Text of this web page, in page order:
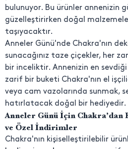
bulunuyor. Bu ürünler annenizin
güzelleştirirken doğal
taşıyacaktır.
Anneler Günü'nde Chakra'nın
sunacağınız taze çiçekler, her
bir inceliktir. Annenizin en
zarif bir buketi Chakra'nın el
veya cam vazolarında sunmak,
hatırlatacak doğal bir hediyedir.
Anneler Günü İçin
ve Özel İndirimler
Chakra'nın kişiselleştirilebilir